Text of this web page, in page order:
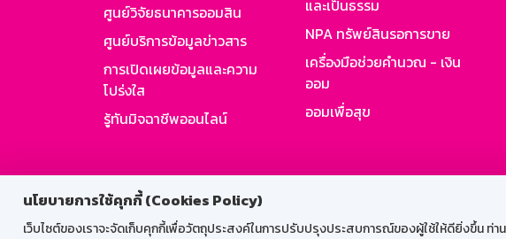
นโยบายการใช้คุกกี้ (Cookies Policy)
เว็บไซต์ของเราจะจัดเก็บคุกกี้เพื่อวัตถุประสงค์ในการปรับปรุงประสบการณ์ของผู้ใช้ให้ดียิ่งขึ้น ท่
ศูนย์วิจัยธนาคารออมสิน
ศูนย์บริการข้อมูลข่าวสาร
การเปิดเผยข้อมูลและความ
โปร่งใส
รู้ทันมิจฉาชีพออนไลน์
และเป็นธรรม
NPA ทรัพย์สินรอการขาย
เครื่องมือช่วยคำนวณ - เงิน
ออม
ออมเพื่อสุข